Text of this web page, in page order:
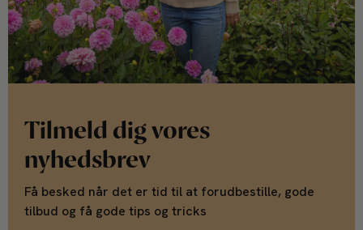
Tilmeld dig vores
nyhedsbrev
Få besked når det er tid til at forudbestille, gode
tilbud og få gode tips og tricks